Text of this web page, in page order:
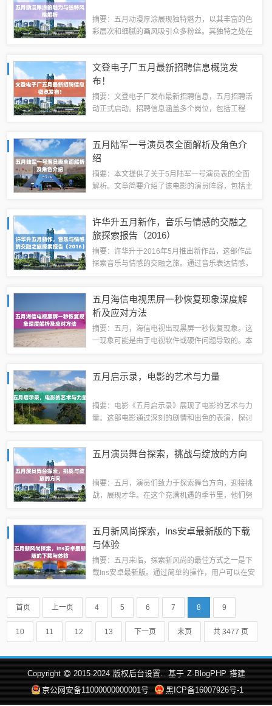
摘要：五月动漫厚涂展现独特魅力，以其丰富的色
彩层次和细腻的画风吸引众多粉丝。其独特之处在
世界中。五月动漫厚涂展现了动漫艺术的独特...
文登电子厂五月最新招聘信息概览发
布！
摘要：文登电子厂发布最新招聘信息，五月招聘活
动正式启动。招聘信息涵盖多个岗位，包括工程
网或招聘会现场了解详情并投递简历。文登电子...
五月陆军一号演员表全面解析及角色介
绍
摘要：本文提供了关于5月陆军一号演员表的全面
解析。文章简要介绍了该电影的演员阵容，包括主
员1、张丰毅饰演陆军司令员：他是整部剧的...
许华升五月新作，音乐与情感的交融之
旅探索报告（2016）
摘要：许华升于2016年5月推出新作品，这部作品
探索音乐与情感的交融之旅。通过音乐表达情感，
音乐的广阔天地里，许华升以其独特的音...
五月海信电视黑屏一秒恢复现象深度解
析及应对方法
摘要：五月，海信电视出现黑屏一秒恢复现象。这
一现象可能是由于电视软件或硬件问题导致的。本
到此问题，建议尝试更新软件、检查硬件连接...
五月启示录，电影的艺术与力量
摘要：电影《五月启示录》展现了电影的艺术与力
量。这部电影通过深刻的剧情和出色的表演，探讨
思考。通过影像的力量，电影成功地传达了情...
五月演员舞台探索，挑战与绽放的方向
摘要：五月，演员们致力于探索舞台方向，迎接挑
战，展现才华。在这个充满机遇的季节里，他们努
深刻的艺术体验。五月成为演员们展现自我、...
五月新风尚探索，Ins安卓最新版的下载
与体验
摘要：五月来临，探索新风尚的最佳方式之一是下
载Ins安卓最新版。通过简单的操作，用户可以在安
将为用户带来全新的视觉体验，发现潮流趋势，分
享生活点滴。不容错过的时尚社交平...
首页 上一页 4 5 6 7 8 9
10 11 12 13 下一页 末页 共 3477 页
Copyright 2015-2024 版权后台设置. 基于 Z-BlogPHP 搭建
京公网安备11000000000001号
黑ICP备16007926号-1